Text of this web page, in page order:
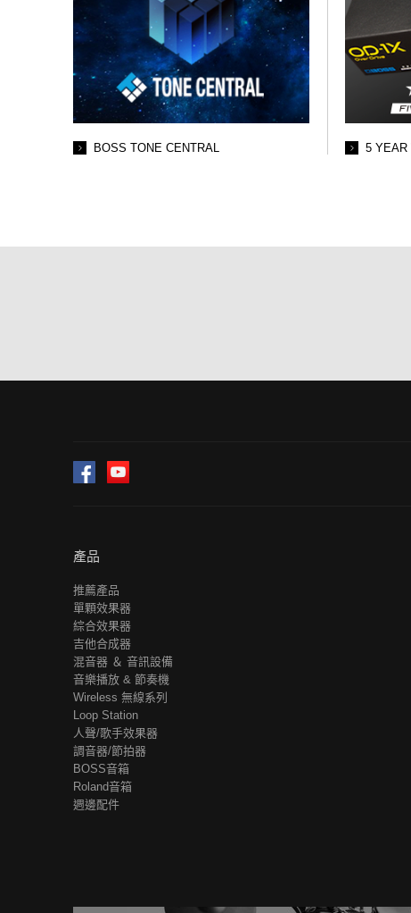
BOSS TONE CENTRAL 5 YEAR
Facebook
產品
推薦產品
單顆效果器
綜合效果器
吉他合成器
混音器 ＆ 音訊設備
音樂播放 & 節奏機
Wireless 無線系列
Loop Station
人聲/歌手效果器
調音器/節拍器
BOSS音箱
Roland音箱
週邊配件